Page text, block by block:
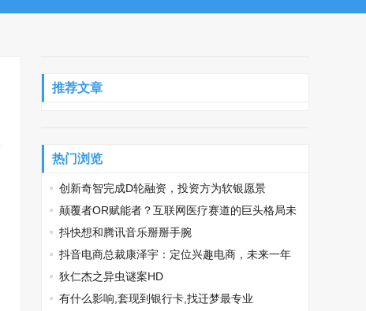
推荐文章
热门浏览
创新奇智完成D轮融资，投资方为软银愿景
颠覆者OR赋能者？互联网医疗赛道的巨头格局未
定抖快想和腾讯音乐掰掰手腕
抖音电商总裁康泽宇：定位兴趣电商，未来一年
将推出三大扶持计划
狄仁杰之异虫谜案HD
有什么影响,套现到银行卡,找迁梦最专业